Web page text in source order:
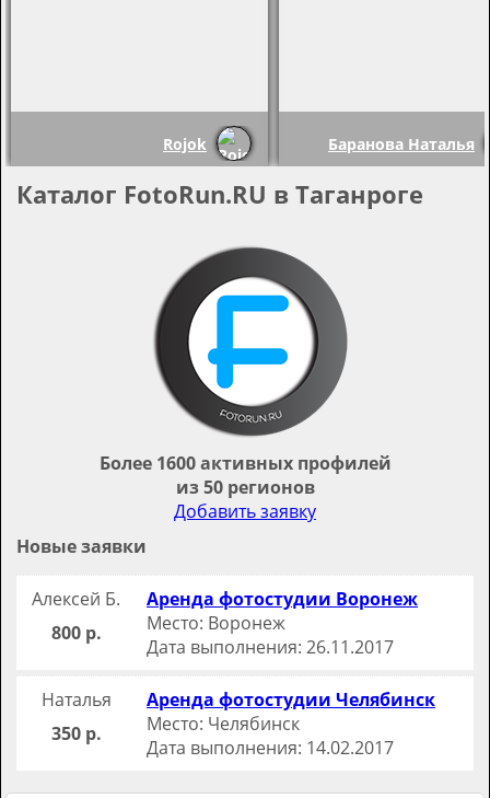
Rojok Баранова Наталья
Каталог FotoRun.RU в Таганроге
Более 1600 активных профилей
из 50 регионов
Добавить заявку
Новые заявки
Алексей Б.
800 р.
Аренда фотостудии Воронеж
Место: Воронеж
Дата выполнения: 26.11.2017
Наталья
350 р.
Аренда фотостудии Челябинск
Место: Челябинск
Дата выполнения: 14.02.2017